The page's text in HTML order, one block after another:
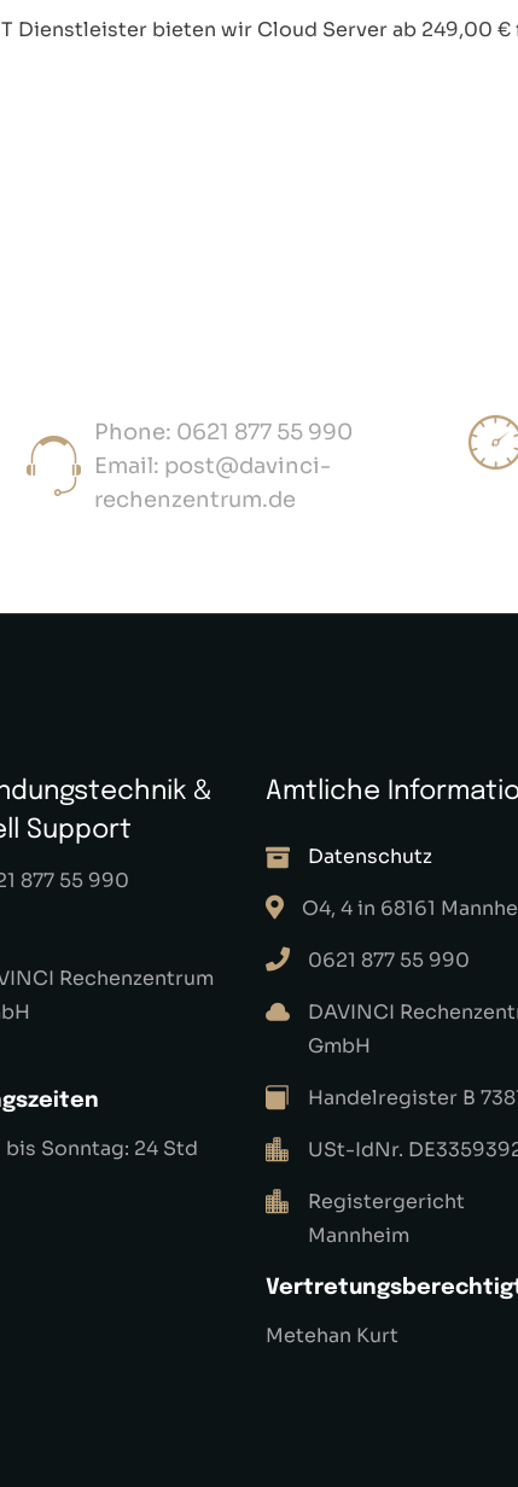
Dienstleister bieten wir Cloud Server ab 249,00
Phone: 0621 877 55 990
Email: post@davinci-
rechenzentrum.de
&
Support
877 55 990
Rechenzentrum
Sonntag: 24 Std
Amtliche
Datenschutz
O4, 4 in 68161
0621 877 55 990
DAVINCI
GmbH
Handelregister B
USt-IdNr.
Registergericht
Mannheim
Metehan Kurt